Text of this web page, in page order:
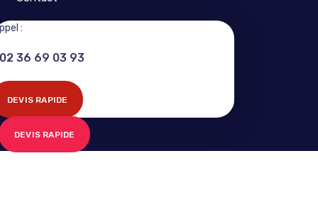
:
02 36 69 03 93
DEVIS RAPIDE
DEVIS RAPIDE